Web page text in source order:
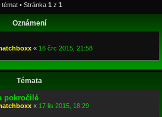
témat • Stránka 1 z 1
Oznámení
« 16 črc 2015, 21:58
Témata
pokročilé
« 17 lis 2015, 18:29